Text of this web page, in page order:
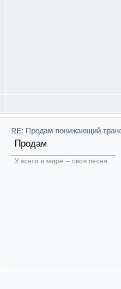
RE: Продам понижающий
Продам
У всего в мире – своя песня